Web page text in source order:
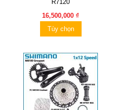
R7120
16,500,000 ₫
Tùy chọn